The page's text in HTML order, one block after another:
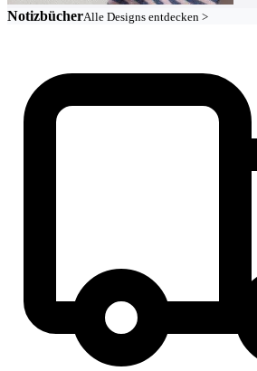
NotizbücherAlle Designs entdecken >